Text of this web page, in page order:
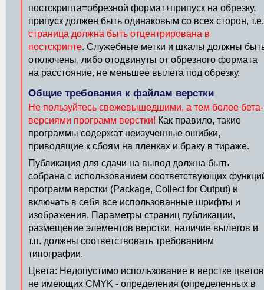
постскрипта=обрезной формат+припуск на обрезку,
припуск должен быть одинаковым со всех сторон, т.е.
страница должна быть отцентрирована в
постскрипте. Служебные метки и шкалы должны
отключены, либо отодвинуты от обрезного формата
на расстояние, не меньшее вылета под обрезку.
Общие требования к файлам верстки
Не пользуйтесь свежевышедшими, а тем более бета-
версиями программ верстки! Как правило, такие
программы содержат неизученные ошибки,
приводящие к сбоям на пленках и браку в тираже.
Публикация для сдачи на вывод должна быть
собрана с использованием соответствующих
программ верстки (Package, Collect for Output) и
включать в себя все использованные шрифты и
изображения. Параметры страниц публикации,
размещение элементов верстки, наличие вылетов и
т.п. должны соответствовать требованиям
типографии.
Цвета: Недопустимо использование в верстке
не имеющих CMYK - определения (определенных в